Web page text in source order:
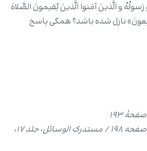
رَسولُهُ و الَّذینَ آمَنوا الَّذینَ یُقیمونَ الصَّلاهَ
نازل شده باشد؟ همگی پاسخ
۱۹۳
۲.بحار الانوار، جلد ۳۵، صفحه ۱۹۸ / مستدرک الوسائل، جلد ۱۷،